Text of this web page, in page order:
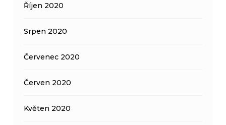
Říjen 2020
Srpen 2020
Červenec 2020
Červen 2020
Květen 2020